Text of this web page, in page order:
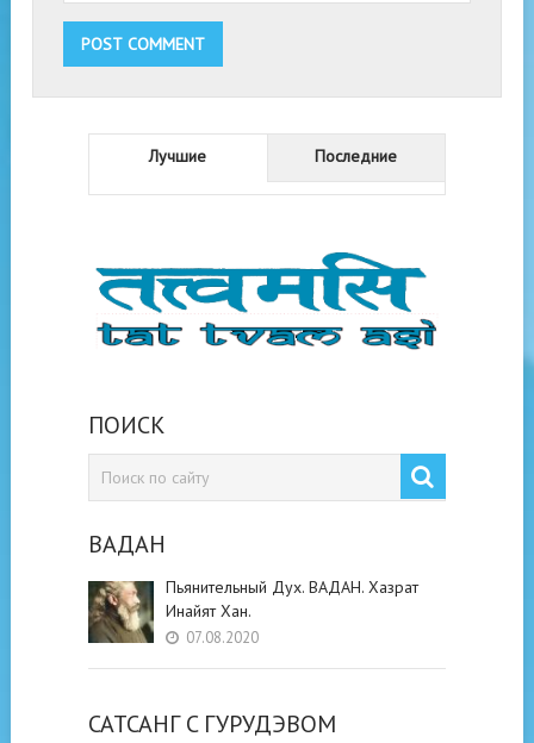
Лучшие Последние
ПОИСК
ВАДАН
Пьянительный Дух. ВАДАН. Хазрат
Инайят Хан.
07.08.2020
САТСАНГ C ГУРУДЭВОМ